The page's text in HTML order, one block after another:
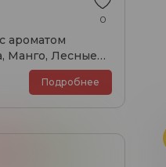
0
ароматом
Манго, Лесные
Подробнее